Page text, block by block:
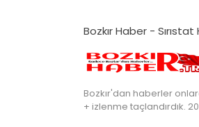
Bozkır Haber -
Bozkır'dan haberler
+ izlenme taçlandırdık.